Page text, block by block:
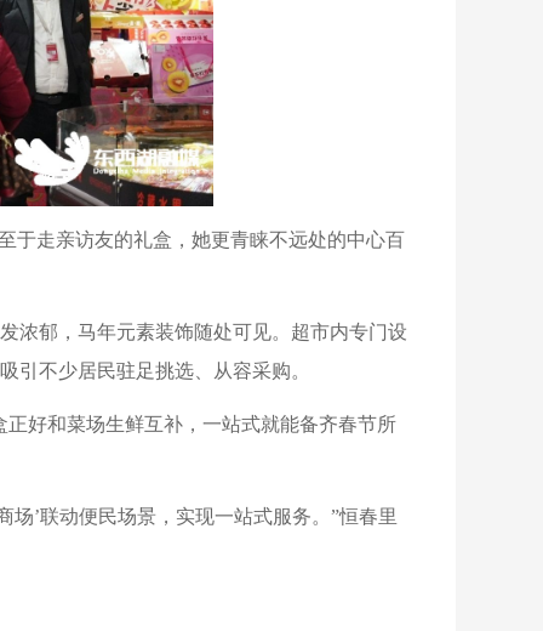
于走亲访友的礼盒，她更青睐不远处的中心百
浓郁，马年元素装饰随处可见。超市内专门设
引不少居民驻足挑选、从容采购。
好和菜场生鲜互补，一站式就能备齐春节所
’联动便民场景，实现一站式服务。”恒春里